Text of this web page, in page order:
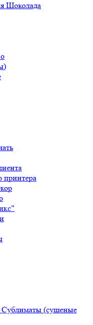
Шоколада
принтера
Сублиматы (сушеные